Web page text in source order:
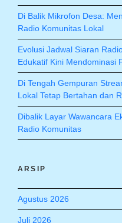
Di Balik Mikrofon Desa:
Radio Komunitas Lokal
Evolusi Jadwal Siaran
Edukatif Kini Mendominasi
Di Tengah Gempuran
Lokal Tetap Bertahan dan
Dibalik Layar Wawancara
Radio Komunitas
ARSIP
Agustus 2026
Juli 2026